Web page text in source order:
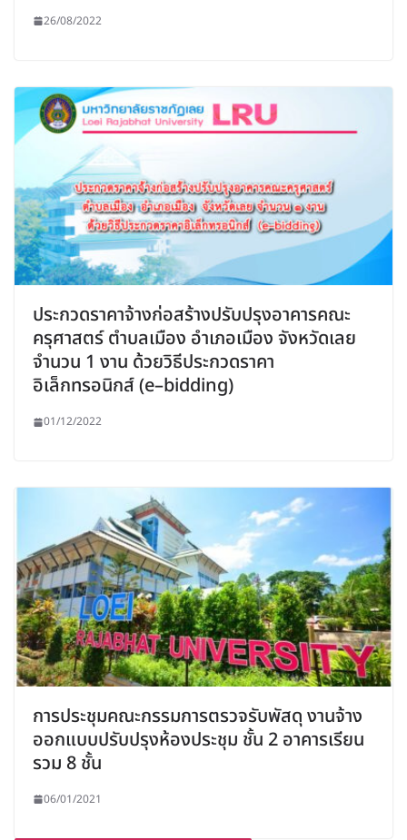
26/08/2022
ประกวดราคาจ้างก่อสร้างปรับปรุงอาคารคณะ
ครุศาสตร์ ตำบลเมือง อำเภอเมือง จังหวัดเลย
จำนวน 1 งาน ด้วยวิธีประกวดราคา
อิเล็กทรอนิกส์ (e–bidding)
01/12/2022
การประชุมคณะกรรมการตรวจรับพัสดุ งานจ้าง
ออกแบบปรับปรุงห้องประชุม ชั้น 2 อาคารเรียน
รวม 8 ชั้น
06/01/2021